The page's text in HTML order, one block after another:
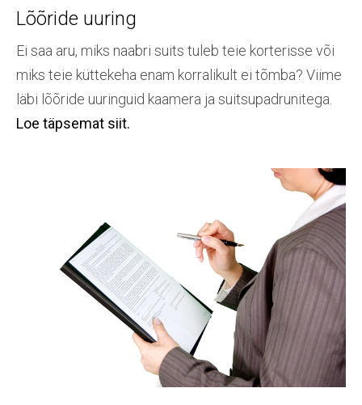
Lõõride uuring
Ei saa aru, miks naabri suits tuleb teie korterisse või
miks teie küttekeha enam korralikult ei tõmba? Viime
läbi lõõride uuringuid kaamera ja suitsupadrunitega.
Loe täpsemat siit.